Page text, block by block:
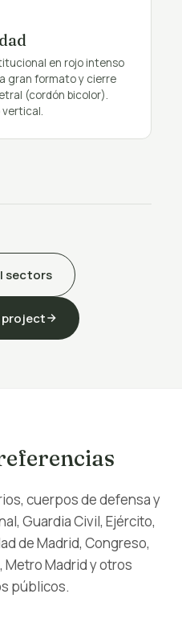
en rojo intenso
gran formato y cierre
(cordón bicolor).
sectors
cuerpos de defensa y
Guardia Civil, Ejército,
de Madrid, Congreso,
Metro Madrid y otros
públicos.